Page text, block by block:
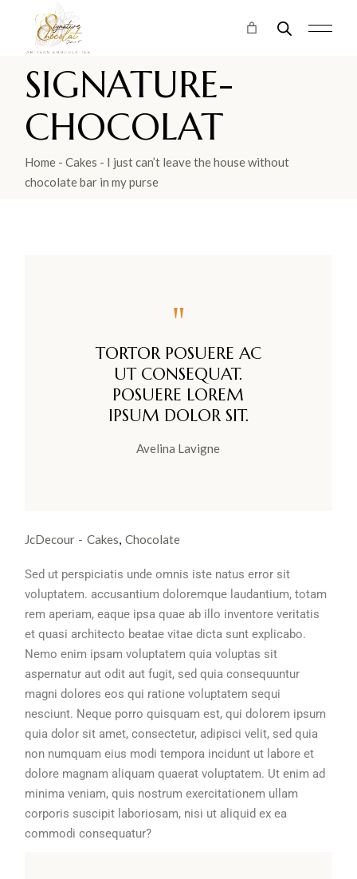
SIGNATURE-
CHOCOLAT
Home Cakes
I just can’t leave the house without
chocolate bar in my purse
"
TORTOR POSUERE AC
UT CONSEQUAT.
POSUERE LOREM
IPSUM DOLOR SIT.
Avelina Lavigne
JcDecour Cakes Chocolate
Sed ut perspiciatis unde omnis iste natus error sit
voluptatem. accusantium doloremque laudantium, totam
rem aperiam, eaque ipsa quae ab illo inventore veritatis
et quasi architecto beatae vitae dicta sunt explicabo.
Nemo enim ipsam voluptatem quia voluptas sit
aspernatur aut odit aut fugit, sed quia consequuntur
magni dolores eos qui ratione voluptatem sequi
nesciunt. Neque porro quisquam est, qui dolorem ipsum
quia dolor sit amet, consectetur, adipisci velit, sed quia
non numquam eius modi tempora incidunt ut labore et
dolore magnam aliquam quaerat voluptatem. Ut enim ad
minima veniam, quis nostrum exercitationem ullam
corporis suscipit laboriosam, nisi ut aliquid ex ea
commodi consequatur?